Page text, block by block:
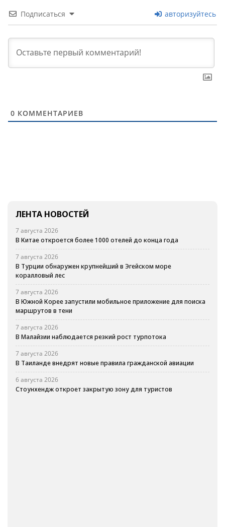
Подписаться авторизуйтесь
0 КОММЕНТАРИЕВ
ЛЕНТА НОВОСТЕЙ
7 августа 2026
В Китае откроется более 1000 отелей до конца года
7 августа 2026
В Турции обнаружен крупнейший в Эгейском море
коралловый лес
7 августа 2026
В Южной Корее запустили мобильное приложение для поиска
маршрутов в тени
7 августа 2026
В Малайзии наблюдается резкий рост турпотока
7 августа 2026
В Таиланде внедрят новые правила гражданской авиации
6 августа 2026
Стоунхендж откроет закрытую зону для туристов